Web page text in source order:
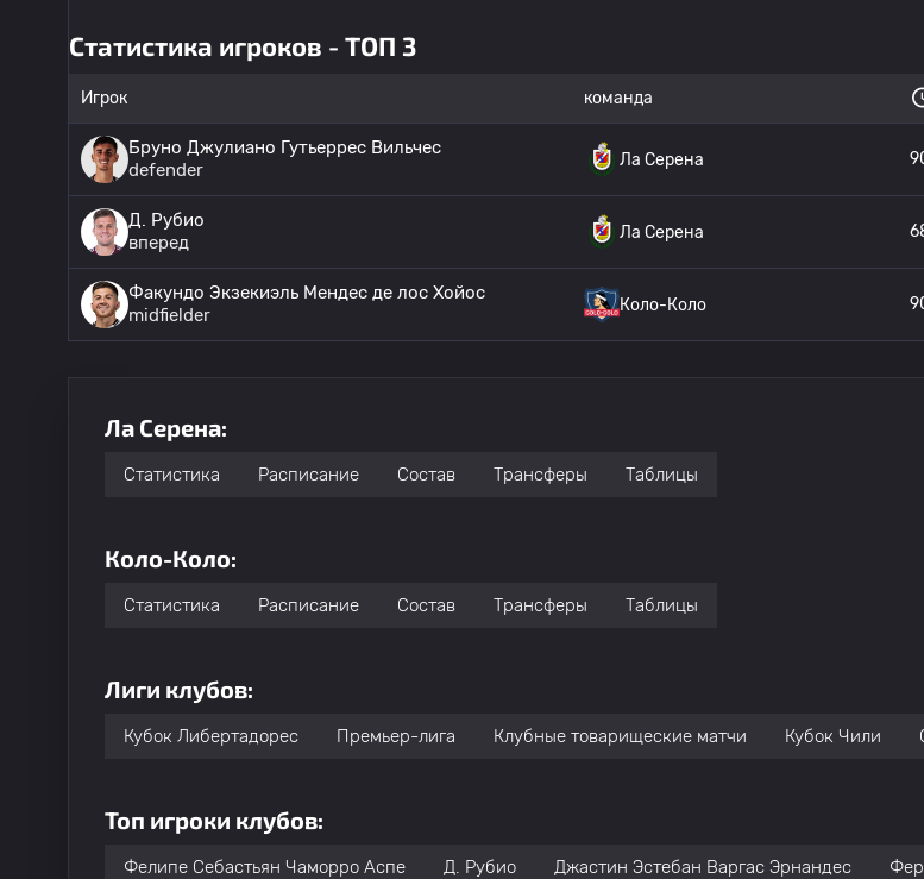
Статистика игроков - ТОП 3
Игрок команда
Бруно Джулиано Гутьеррес Вильчес
defender
Ла Серена
Д. Рубио
вперед
Ла Серена
Факундо Экзекиэль Мендес де лос Хойос
midfielder
Коло-Коло
Ла Серена:
Статистика Расписание Состав Трансферы Таблицы
Коло-Коло:
Статистика Расписание Состав Трансферы Таблицы
Лиги клубов:
Кубок Либертадорес Премьер-лига Клубные товарищеские матчи Кубок Чили
Топ игроки клубов:
Фелипе Себастьян Чаморро Аспе Д. Рубио Джастин Эстебан Варгас Эрнандес